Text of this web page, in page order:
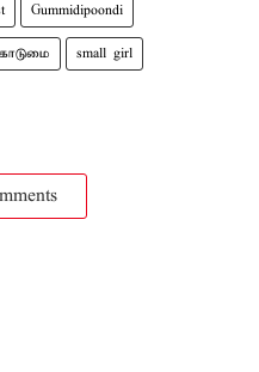
Gummidipoondi
small girl